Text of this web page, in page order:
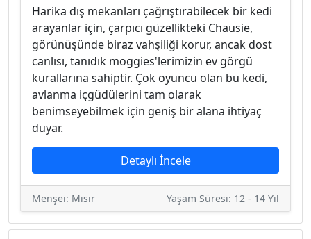
Harika dış mekanları çağrıştırabilecek bir kedi
arayanlar için, çarpıcı güzellikteki Chausie,
görünüşünde biraz vahşiliği korur, ancak dost
canlısı, tanıdık moggies'lerimizin ev görgü
kurallarına sahiptir. Çok oyuncu olan bu kedi,
avlanma içgüdülerini tam olarak
benimseyebilmek için geniş bir alana ihtiyaç
duyar.
Detaylı İncele
Menşei: Mısır Yaşam Süresi: 12 - 14 Yıl